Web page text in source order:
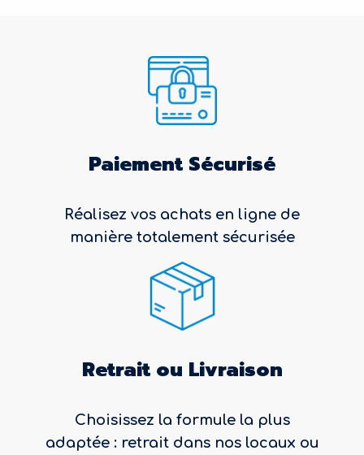
Paiement Sécurisé
Réalisez vos achats en ligne de
manière totalement sécurisée
Retrait ou Livraison
Choisissez la formule la plus
adaptée : retrait dans nos locaux ou